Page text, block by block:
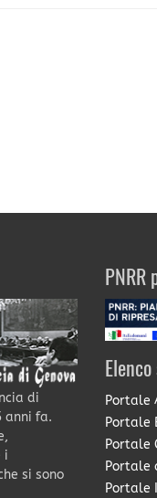
di
anni fa.
i
si sono
PNRR
Portale
Portale
Portale
Portale
Portale